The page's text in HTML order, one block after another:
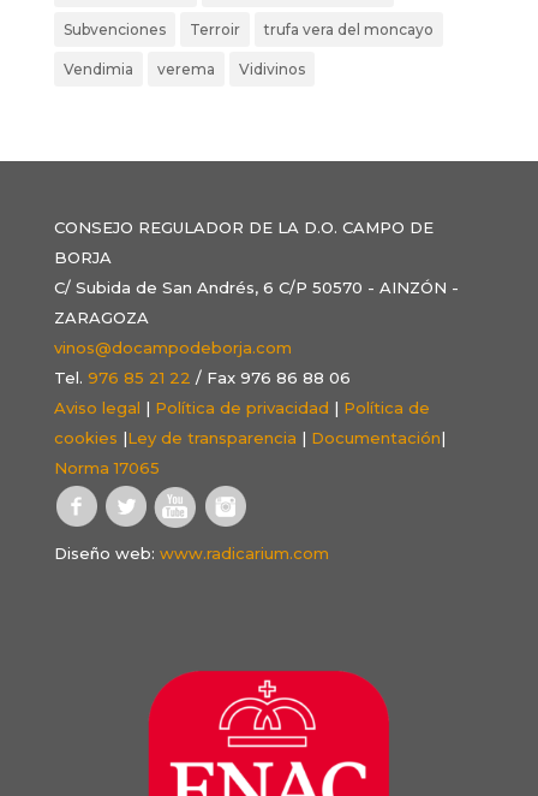
Subvenciones Terroir trufa vera del moncayo
Vendimia verema Vidivinos
CONSEJO REGULADOR DE LA D.O. CAMPO DE
BORJA
C/ Subida de San Andrés, 6 C/P 50570 - AINZÓN -
ZARAGOZA
vinos@docampodeborja.com
Tel. 976 85 21 22 / Fax 976 86 88 06
Aviso legal | Política de privacidad | Política de
cookies |Ley de transparencia | Documentación|
Norma 17065
Diseño web: www.radicarium.com